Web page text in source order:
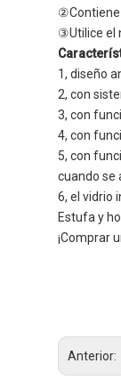
③Utilice el
1, diseño
2, con
3, con
4, con
5, con
cuando se
6, el vidrio
Estufa y
¡Comprar
Anterior: